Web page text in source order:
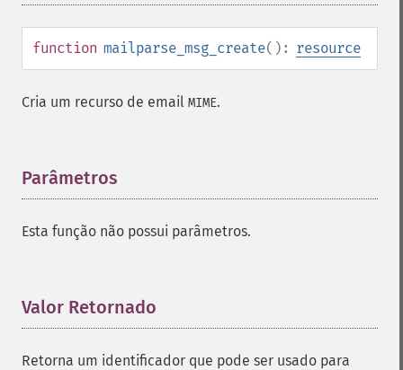
function mailparse_msg_create(): resource
Cria um recurso de email MIME.
Parâmetros
Esta função não possui parâmetros.
Valor Retornado
Retorna um identificador que pode ser usado para